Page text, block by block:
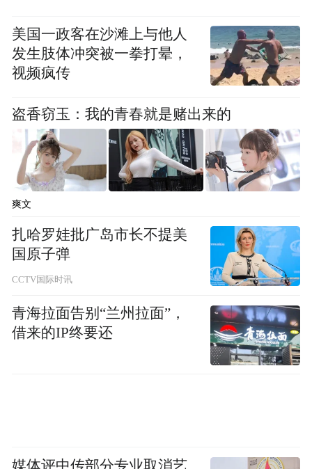
美国一政客在沙滩上与他人
发生肢体冲突被一拳打晕，
视频疯传
盗香窃玉：我的青春就是赌出来的
爽文
扎哈罗娃批广岛市长不提美
国原子弹
CCTV国际时讯
青海拉面告别“兰州拉面”，
借来的IP终要还
媒体评中传部分专业取消艺